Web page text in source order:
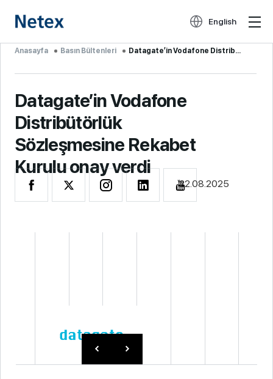
English
Anasayfa Basın Bültenleri Datagate’in Vodafone Distribütörlük S...
Datagate’in Vodafone
Distribütörlük
Sözleşmesine Rekabet
Kurulu onay verdi
22.08.2025